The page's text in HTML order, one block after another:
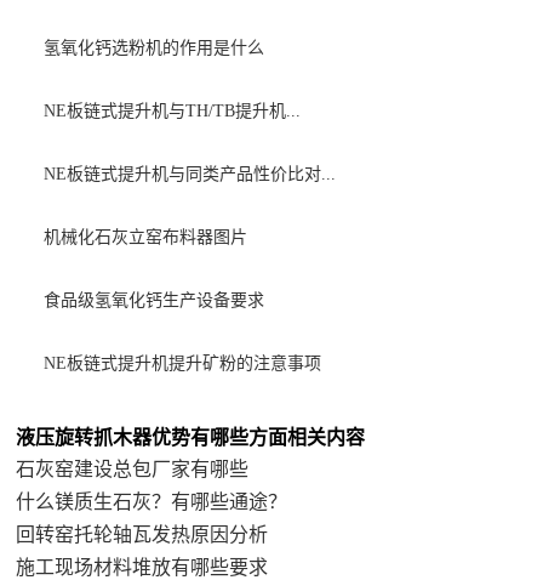
氢氧化钙选粉机的作用是什么
NE板链式提升机与TH/TB提升机...
NE板链式提升机与同类产品性价比对...
机械化石灰立窑布料器图片
食品级氢氧化钙生产设备要求
NE板链式提升机提升矿粉的注意事项
液压旋转抓木器优势有哪些方面相关内容
石灰窑建设总包厂家有哪些
什么镁质生石灰？有哪些通途？
回转窑托轮轴瓦发热原因分析
施工现场材料堆放有哪些要求